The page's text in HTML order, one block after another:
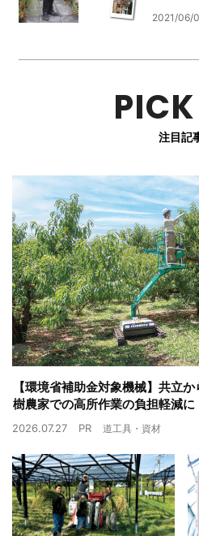
2021/06/
注目記
【環境省補助金対象機械】共立
樹農家での高所作業の負担軽減に
2026.07.27 PR 道工具・資材